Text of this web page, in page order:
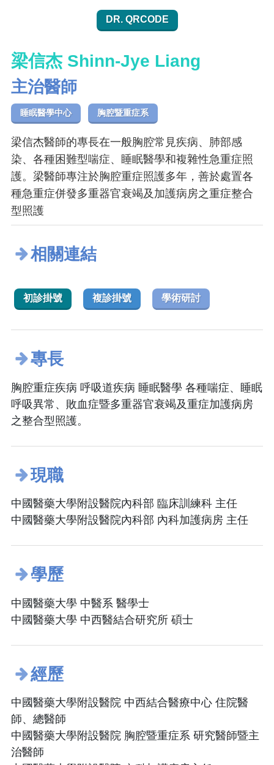
DR. QRCODE
梁信杰 Shinn-Jye Liang
主治醫師
睡眠醫學中心 胸腔暨重症系
梁信杰醫師的專長在一般胸腔常見疾病、肺部感
染、各種困難型喘症、睡眠醫學和複雜性急重症照
護。梁醫師專注於胸腔重症照護多年，善於處置各
種急重症併發多重器官衰竭及加護病房之重症整合
型照護
相關連結
初診掛號 複診掛號 學術研討
專長
胸腔重症疾病 呼吸道疾病 睡眠醫學 各種喘症、睡眠
呼吸異常、敗血症暨多重器官衰竭及重症加護病房
之整合型照護。
現職
中國醫藥大學附設醫院內科部 臨床訓練科 主任
中國醫藥大學附設醫院內科部 內科加護病房 主任
學歷
中國醫藥大學 中醫系 醫學士
中國醫藥大學 中西醫結合研究所 碩士
經歷
中國醫藥大學附設醫院 中西結合醫療中心 住院醫
師、總醫師
中國醫藥大學附設醫院 胸腔暨重症系 研究醫師暨主
治醫師